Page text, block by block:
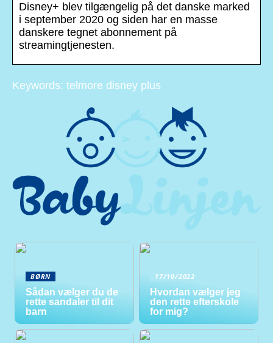
Disney+ blev tilgængelig på det danske marked
i september 2020 og siden har en masse
danskere tegnet abonnement på
streamingtjenesten.
Keywords: telmore disney plus
BØRN
Sådan vælger du de
rette sandaler til dit
barn
17/10/2022
Hvordan vælger jeg
den rette efterskole
for mig?